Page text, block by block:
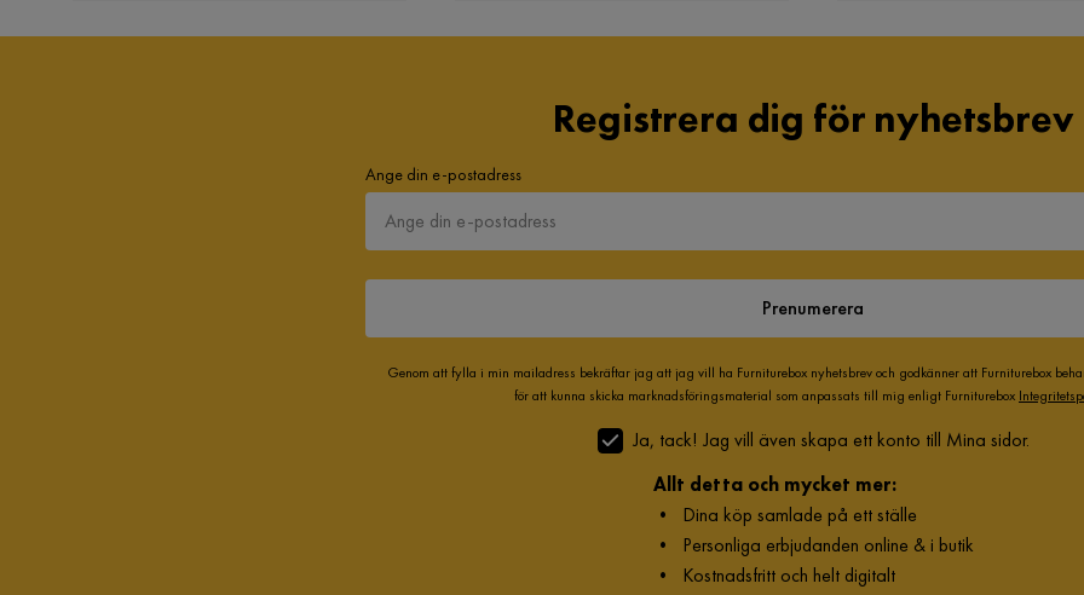
Registrera dig för nyhetsbrev
Ange din e-postadress
Prenumerera
Genom att fylla i min mailadress bekräftar jag att jag vill ha Furniturebox nyhetsbrev och godkänner att Furniturebox
för att kunna skicka marknadsföringsmaterial som anpassats till mig enligt Furniturebox
Ja, tack! Jag vill även skapa ett konto till Mina sidor.
Allt detta och mycket mer:
• Dina köp samlade på ett ställe
• Personliga erbjudanden online & i butik
• Kostnadsfritt och helt digitalt